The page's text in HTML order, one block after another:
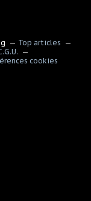
Top articles
cookies